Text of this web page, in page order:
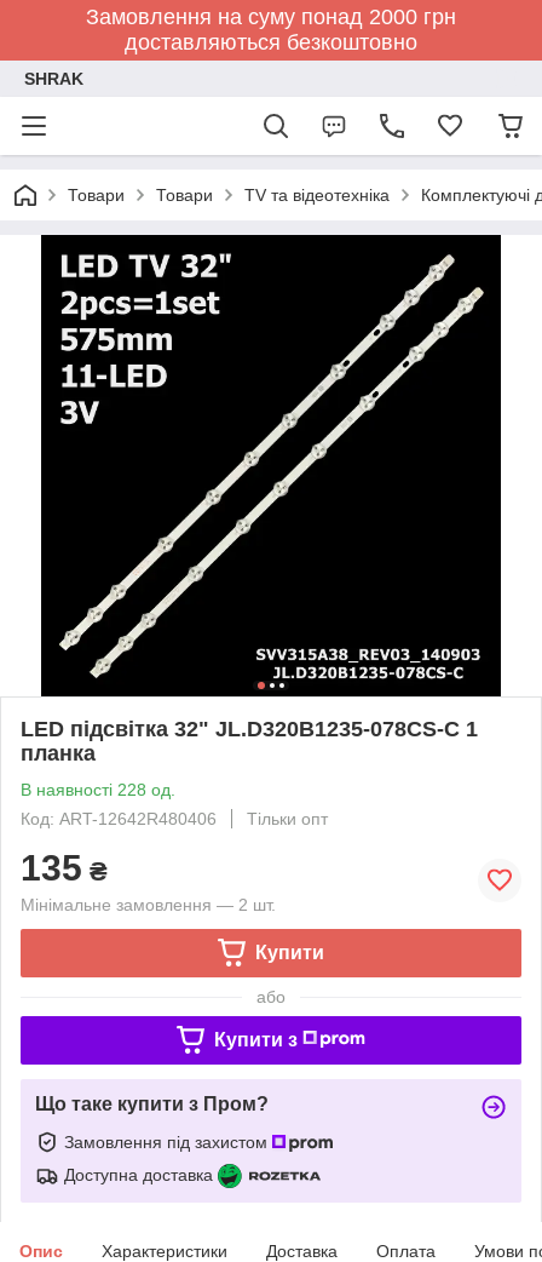
Замовлення на суму понад 2000 грн
доставляються безкоштовно
SHRAK
Товари Товари TV та відеотехніка Комплектуючі
LED підсвітка 32" JL.D320B1235-078CS-C 1
планка
В наявності 228 од.
Код: ART-12642R480406
Тільки опт
135 ₴
Мінімальне замовлення — 2 шт.
Купити
або
Купити з
Що таке купити з Пром?
Замовлення під захистом
Доступна доставка
Опис Характеристики Доставка Оплата Умови